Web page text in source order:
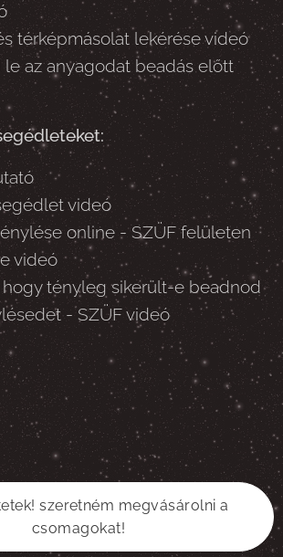
térképmásolat lekérése videó
az anyagodat beadás előtt
videó
online - SZÜF felületen
videó
tényleg sikerült-e beadnod
- SZÜF videó
szeretném megvásárolni a
csomagokat!